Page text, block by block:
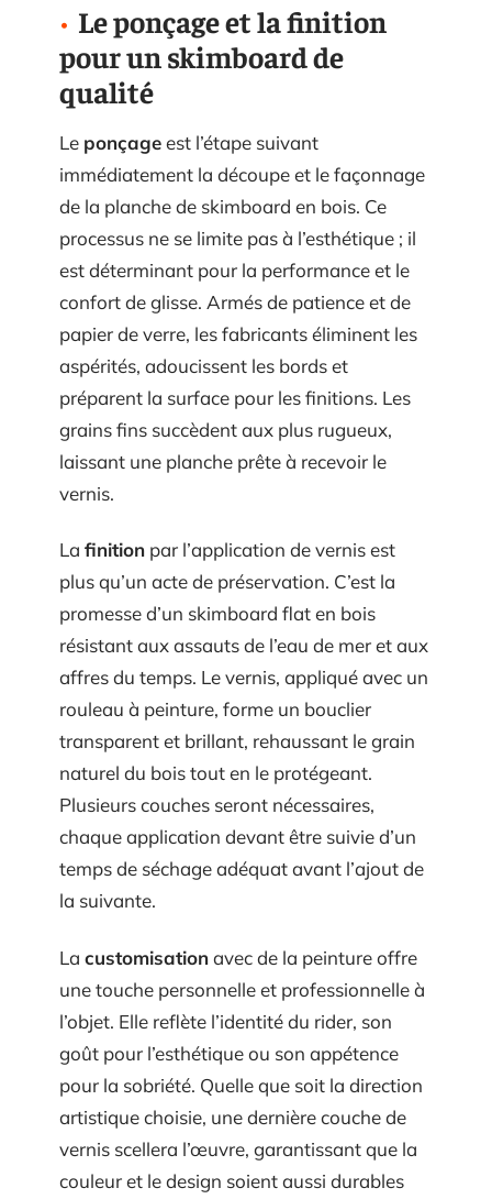
Le ponçage et la finition
pour un skimboard de
qualité
Le ponçageest l’étape suivant
immédiatement la découpe et le façonnage
de la planche de skimboard en bois. Ce
processus ne se limite pas à l’esthétique ; il
est déterminant pour la performance et le
confort de glisse. Armés de patience et de
papier de verre, les fabricants éliminent les
aspérités, adoucissent les bords et
préparent la surface pour les finitions. Les
grains fins succèdent aux plus rugueux,
laissant une planche prête à recevoir le
vernis.
La finition par l’application de vernis est
plus qu’un acte de préservation. C’est la
promesse d’un skimboard flat en bois
résistant aux assauts de l’eau de mer et aux
affres du temps. Le vernis, appliqué avec un
rouleau à peinture, forme un bouclier
transparent et brillant, rehaussant le grain
naturel du bois tout en le protégeant.
Plusieurs couches seront nécessaires,
chaque application devant être suivie d’un
temps de séchage adéquat avant l’ajout de
la suivante.
La customisationavec de la peinture offre
une touche personnelle et professionnelle à
l’objet. Elle reflète l’identité du rider, son
goût pour l’esthétique ou son appétence
pour la sobriété. Quelle que soit la direction
artistique choisie, une dernière couche de
vernis scellera l’œuvre, garantissant que la
couleur et le design soient aussi durables